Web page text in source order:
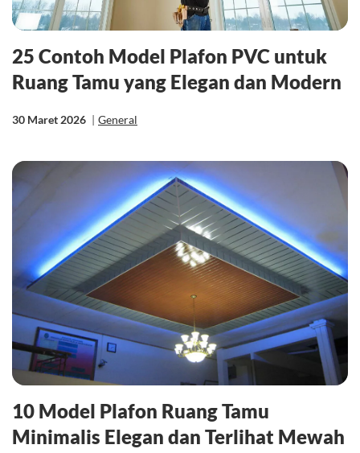
25 Contoh Model Plafon PVC untuk
Ruang Tamu yang Elegan dan Modern
30 Maret 2026 | General
10 Model Plafon Ruang Tamu
Minimalis Elegan dan Terlihat Mewah